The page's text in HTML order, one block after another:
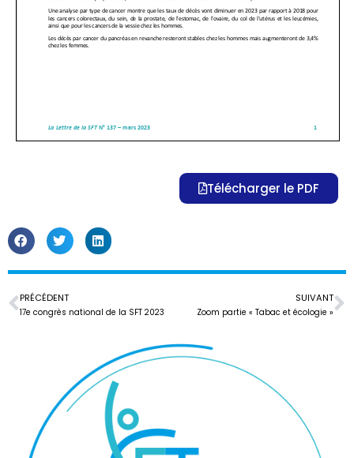
Télécharger le PDF
PRÉCÉDENT
17e congrès national de la SFT 2023
SUIVANT
Zoom partie « Tabac et écologie »